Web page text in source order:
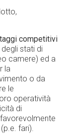
competitivi
stati di
camere) ed a
la
o da
le
operatività
di
fari).